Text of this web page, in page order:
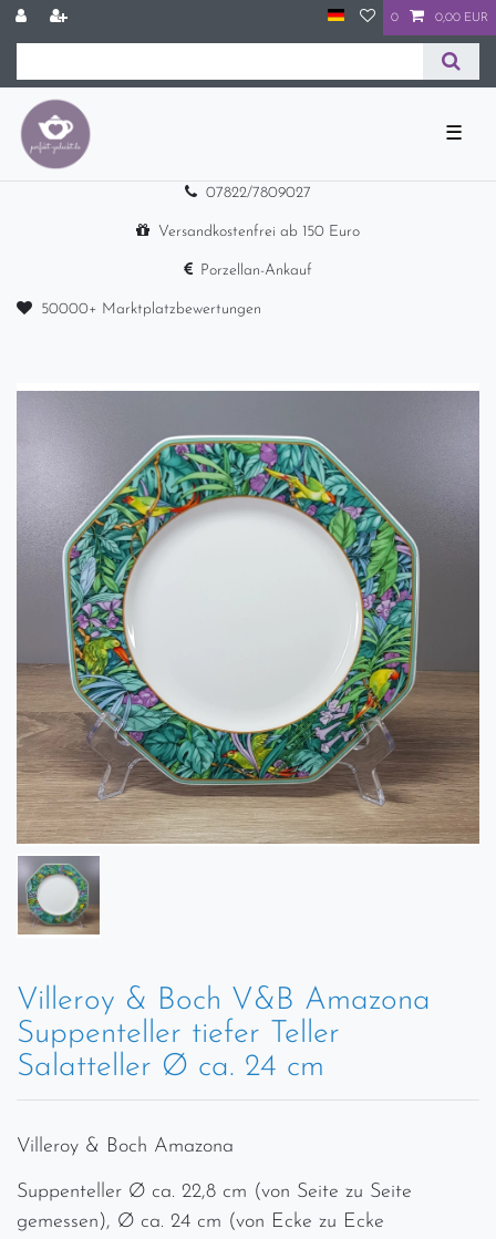
0 0,00 EUR
☰
07822/7809027
Versandkostenfrei ab 150 Euro
Porzellan-Ankauf
50000+ Marktplatzbewertungen
Villeroy & Boch V&B Amazona
Suppenteller tiefer Teller
Salatteller Ø ca. 24 cm
Villeroy & Boch Amazona
Suppenteller Ø ca. 22,8 cm (von Seite zu Seite
gemessen), Ø ca. 24 cm (von Ecke zu Ecke